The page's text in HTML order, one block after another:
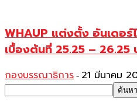
WHAUP แต่งตั้ง อันเดอร์
เบื้องต้นที่ 25.25 – 26.25
กองบรรณาธิการ - 21 มีนาคม